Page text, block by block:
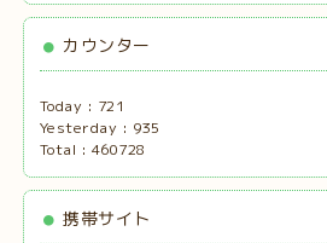
カウンター
Today : 721
Yesterday : 935
Total : 460728
携帯サイト